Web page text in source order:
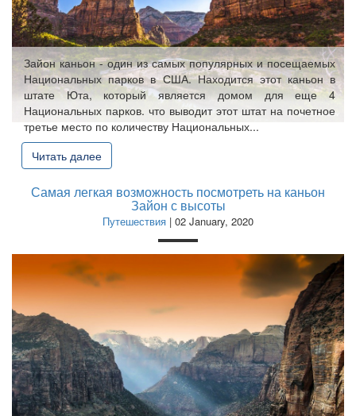
Зайон каньон - один из самых популярных и посещаемых
Национальных парков в США. Находится этот каньон в
штате Юта, который является домом для еще 4
Национальных парков. что выводит этот штат на почетное
третье место по количеству Национальных...
Читать далее
Самая легкая возможность посмотреть на каньон
Зайон с высоты
Путешествия | 02 January, 2020